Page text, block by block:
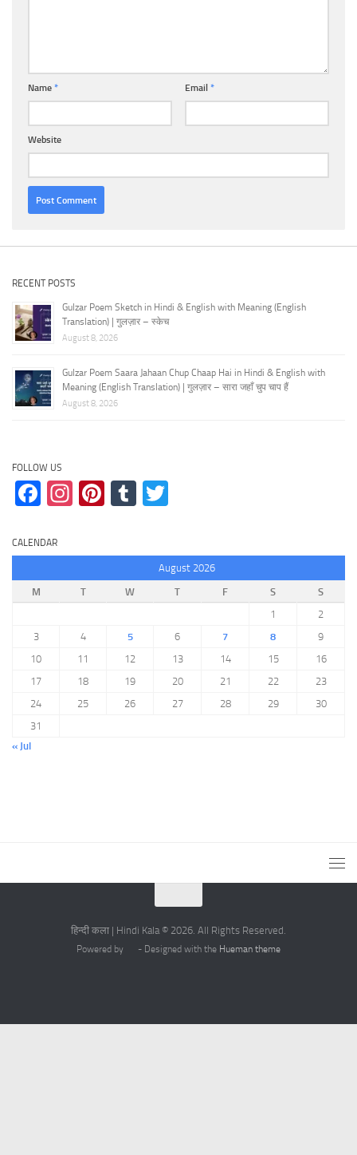
Name * Email *
Website
RECENT POSTS
Gulzar Poem Sketch in Hindi & English with Meaning (English
Translation) | गुलज़ार – स्केच
August 8, 2026
Gulzar Poem Saara Jahaan Chup Chaap Hai in Hindi & English with
Meaning (English Translation) | गुलज़ार – सारा जहाँ चुप चाप हैं
August 8, 2026
FOLLOW US
Facebook
Instagram
Pinterest
Tumblr
CALENDAR
August 2026
M
T W T F S
S
1
2
3
4 5 6 7 8
9
10
11 12 13 14 15
16
17
18 19 20 21 22
23
24
25 26 27 28 29
30
31
« Jul
हिन्दी कला | Hindi Kala © 2026. All Rights Reserved.
Powered by - Designed with the Hueman theme